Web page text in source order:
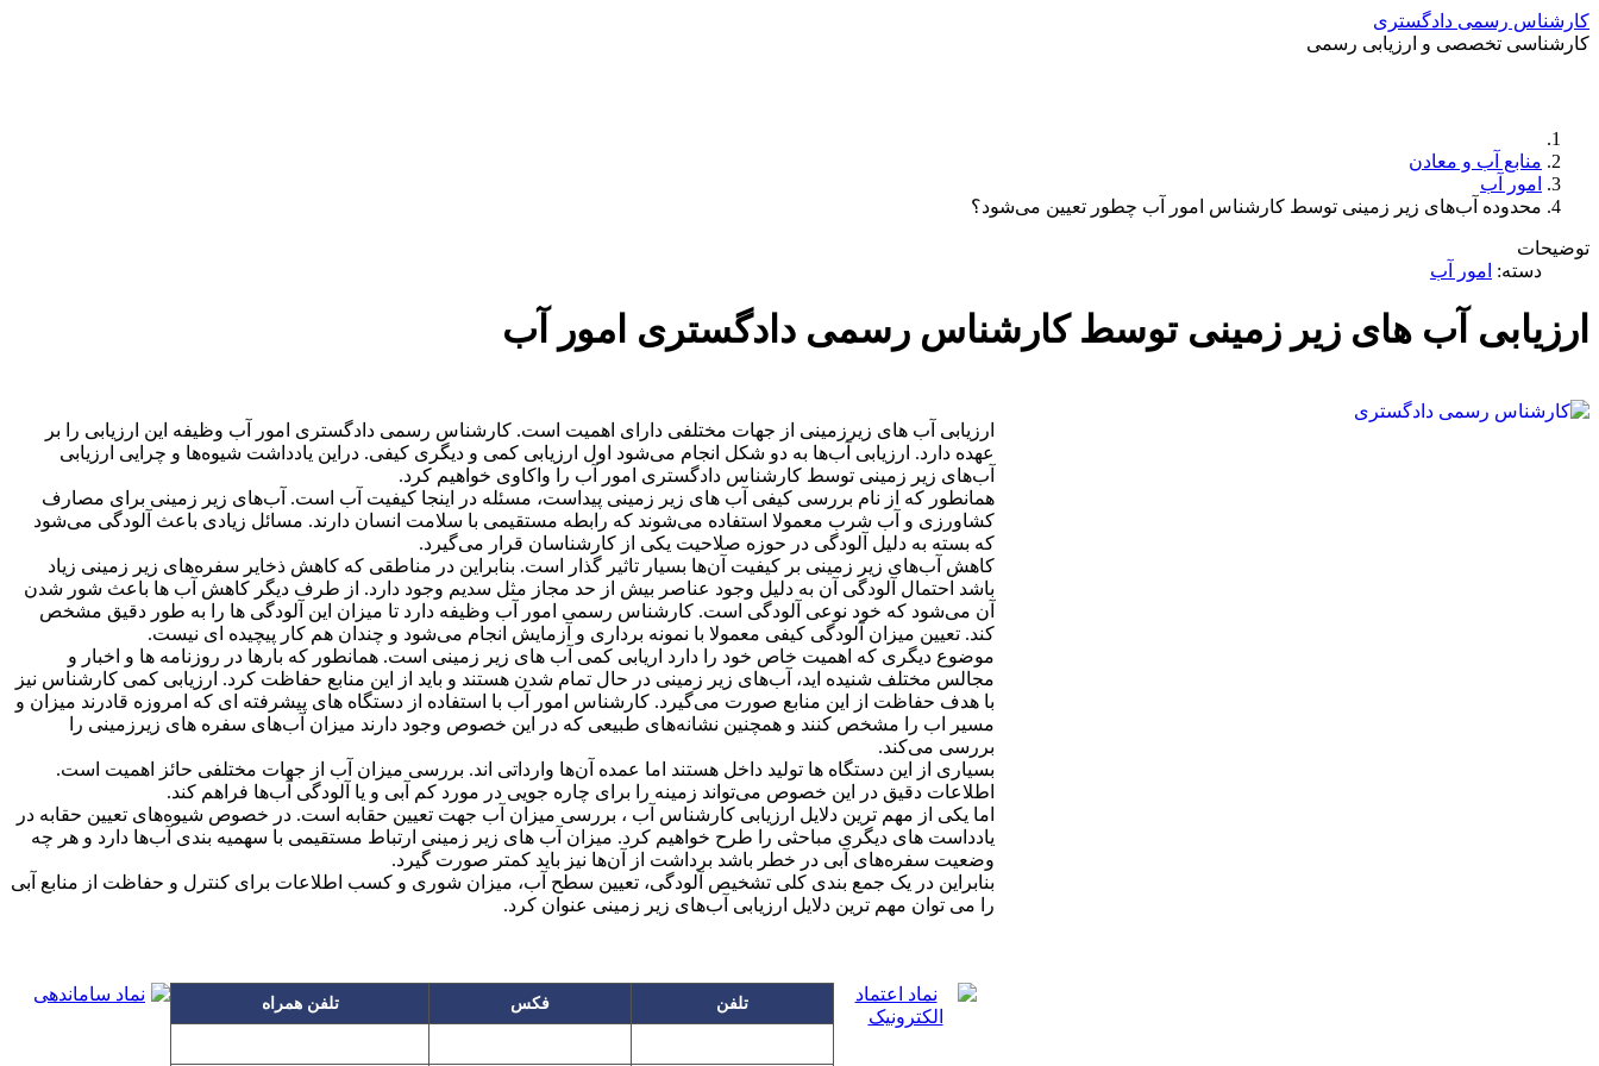
کارشناس رسمی دادگستری
کارشناسی تخصصی و ارزیابی رسمی
منابع آب و معادن
امور آب
محدوده آب‌های زیر زمینی توسط کارشناس امور آب چطور تعیین می‌شود؟
توضیحات
دسته: امور آب
ارزیابی آب های زیر زمینی توسط کارشناس رسمی دادگستری امور آب
ارزیابی آب های زیرزمینی از جهات مختلفی دارای اهمیت است. کارشناس رسمی دادگستری امور آب وظیفه این ارزیابی را بر
عهده دارد. ارزیابی آب‌ها به دو شکل انجام می‌شود اول ارزیابی کمی و دیگری کیفی. دراین یادداشت شیوه‌ها و چرایی ارزیابی
آب‌های زیر زمینی توسط کارشناس دادگستری امور آب را واکاوی خواهیم کرد.
همانطور که از نام بررسی کیفی آب های زیر زمینی پیداست، مسئله در اینجا کیفیت آب است. آب‌های زیر زمینی برای مصارف
کشاورزی و آب شرب معمولا استفاده می‌شوند که رابطه مستقیمی با سلامت انسان دارند. مسائل زیادی باعث آلودگی می‌شود
که بسته به دلیل آلودگی در حوزه صلاحیت یکی از کارشناسان قرار می‌گیرد.
کاهش آب‌های زیر زمینی بر کیفیت آن‌ها بسیار تاثیر گذار است. بنابراین در مناطقی که کاهش ذخایر سفره‌های زیر زمینی زیاد
باشد احتمال آلودگی آن به دلیل وجود عناصر بیش از حد مجاز مثل سدیم وجود دارد. از طرف دیگر کاهش آب ها باعث شور شدن
آن می‌شود که خود نوعی آلودگی است. کارشناس رسمی امور آب وظیفه دارد تا میزان این آلودگی ها را به طور دقیق مشخص
کند. تعیین میزان آلودگی کیفی معمولا با نمونه برداری و آزمایش انجام می‌شود و چندان هم کار پیچیده ای نیست.
موضوع دیگری که اهمیت خاص خود را دارد اریابی کمی آب های زیر زمینی است. همانطور که بارها در روزنامه ها و اخبار و
مجالس مختلف شنیده اید، آب‌های زیر زمینی در حال تمام شدن هستند و باید از این منابع حفاظت کرد. ارزیابی کمی کارشناس نیز
با هدف حفاظت از این منابع صورت می‌گیرد. کارشناس امور آب با استفاده از دستگاه های پیشرفته ای که امروزه قادرند میزان و
مسیر اب را مشخص کنند و همچنین نشانه‌های طبیعی که در این خصوص وجود دارند میزان آب‌های سفره های زیرزمینی را
بررسی می‌کند.
بسیاری از این دستگاه ها تولید داخل هستند اما عمده آن‌ها وارداتی اند. بررسی میزان آب از جهات مختلفی حائز اهمیت است.
اطلاعات دقیق در این خصوص می‌تواند زمینه را برای چاره جویی در مورد کم آبی و یا آلودگی آب‌ها فراهم کند.
اما یکی از مهم ترین دلایل ارزیابی کارشناس آب ، بررسی میزان آب جهت تعیین حقابه است. در خصوص شیوه‌های تعیین حقابه در
یادداست های دیگری مباحثی را طرح خواهیم کرد. میزان آب های زیر زمینی ارتباط مستقیمی با سهمیه بندی آب‌ها دارد و هر چه
وضعیت سفره‌های آبی در خطر باشد برداشت از آن‌ها نیز باید کمتر صورت گیرد.
بنابراین در یک جمع بندی کلی تشخیص آلودگی، تعیین سطح آب، میزان شوری و کسب اطلاعات برای کنترل و حفاظت از منابع آبی
را می توان مهم ترین دلایل ارزیابی آب‌های زیر زمینی عنوان کرد.
تلفن فکس تلفن همراه